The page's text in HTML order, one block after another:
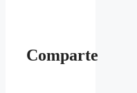
Comparte